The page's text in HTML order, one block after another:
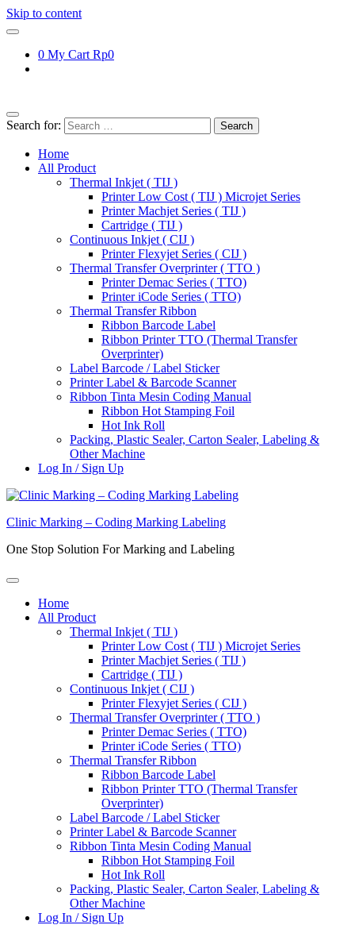
Skip to content
0 My Cart Rp0
Search for:
Home
All Product
Thermal Inkjet ( TIJ )
Printer Low Cost ( TIJ ) Microjet Series
Printer Machjet Series ( TIJ )
Cartridge ( TIJ )
Continuous Inkjet ( CIJ )
Printer Flexyjet Series ( CIJ )
Thermal Transfer Overprinter ( TTO )
Printer Demac Series ( TTO)
Printer iCode Series ( TTO)
Thermal Transfer Ribbon
Ribbon Barcode Label
Ribbon Printer TTO (Thermal Transfer
Overprinter)
Label Barcode / Label Sticker
Printer Label & Barcode Scanner
Ribbon Tinta Mesin Coding Manual
Ribbon Hot Stamping Foil
Hot Ink Roll
Packing, Plastic Sealer, Carton Sealer, Labeling &
Other Machine
Log In / Sign Up
Clinic Marking – Coding Marking Labeling
One Stop Solution For Marking and Labeling
Home
All Product
Thermal Inkjet ( TIJ )
Printer Low Cost ( TIJ ) Microjet Series
Printer Machjet Series ( TIJ )
Cartridge ( TIJ )
Continuous Inkjet ( CIJ )
Printer Flexyjet Series ( CIJ )
Thermal Transfer Overprinter ( TTO )
Printer Demac Series ( TTO)
Printer iCode Series ( TTO)
Thermal Transfer Ribbon
Ribbon Barcode Label
Ribbon Printer TTO (Thermal Transfer
Overprinter)
Label Barcode / Label Sticker
Printer Label & Barcode Scanner
Ribbon Tinta Mesin Coding Manual
Ribbon Hot Stamping Foil
Hot Ink Roll
Packing, Plastic Sealer, Carton Sealer, Labeling &
Other Machine
Log In / Sign Up